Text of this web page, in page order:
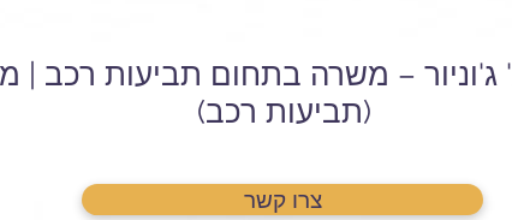
ג'וניור – משרה בתחום תביעות רכב
(תביעות רכב)
צרו קשר